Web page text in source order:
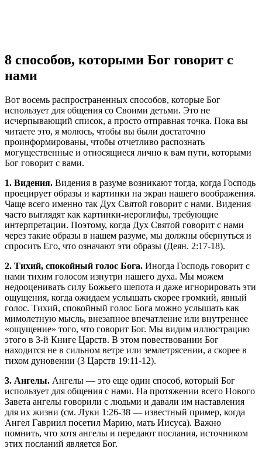
8 способов, которыми Бог говорит с
нами
Вот восемь распространенных способов, которые Бог
использует для общения со Своими детьми. Это не
исчерпывающий список, а просто отправная точка. Пока вы
читаете это, я молюсь, чтобы вы были достаточно
проинформированы, чтобы отчетливо распознать
могущественные и относящиеся лично к вам пути, которыми
Бог говорит с вами.
1. Видения. Видения в разуме возникают тогда, когда Господь
проецирует образы и картинки на экран нашего воображения.
Чаще всего именно так Дух Святой говорит с нами. Видения
часто выглядят как картинки-иероглифы, требующие
интерпретации. Поэтому, когда Дух Святой говорит с нами
через такие образы в нашем разуме, мы должны обернуться и
спросить Его, что означают эти образы (Деян. 2:17-18).
2. Тихий, спокойный голос Бога. Иногда Господь говорит с
нами тихим голосом изнутри нашего духа. Мы можем
недооценивать силу Божьего шепота и даже игнорировать эти
ощущения, когда ожидаем услышать скорее громкий, явный
голос. Тихий, спокойный голос Бога можно услышать как
мимолетную мысль, внезапное впечатление или внутреннее
«ощущение» того, что говорит Бог. Мы видим иллюстрацию
этого в 3-й Книге Царств. В этом повествовании Бог
находится не в сильном ветре или землетрясении, а скорее в
тихом дуновении (3 Царств 19:11-12).
3. Ангелы. Ангелы — это еще один способ, который Бог
использует для общения с нами. На протяжении всего Нового
Завета ангелы говорили с людьми и давали им наставления
для их жизни (см. Луки 1:26-38 — известный пример, когда
Ангел Гавриил посетил Марию, мать Иисуса). Важно
помнить, что хотя ангелы и передают послания, источником
этих посланий является Бог.